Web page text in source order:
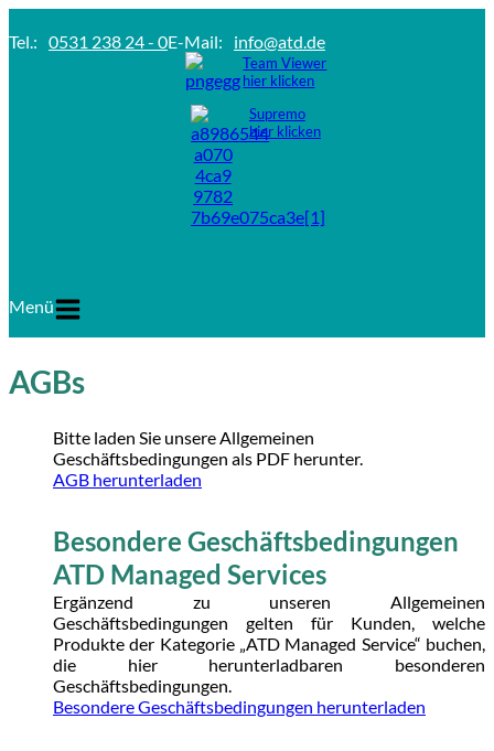
Tel.: 0531 238 24 - 0E-Mail: info@atd.de
Team Viewer
hier klicken
Supremo
hier klicken
Menü
AGBs
Bitte laden Sie unsere Allgemeinen
Geschäftsbedingungen als PDF herunter.
AGB herunterladen
Besondere Geschäftsbedingungen
ATD Managed Services
Ergänzend zu unseren Allgemeinen
Geschäftsbedingungen gelten für Kunden, welche
Produkte der Kategorie „ATD Managed Service“ buchen,
die hier herunterladbaren besonderen
Geschäftsbedingungen.
Besondere Geschäftsbedingungen herunterladen